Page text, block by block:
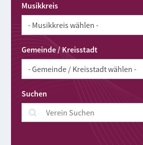
Musikkreis
Gemeinde / Kreisstadt
Suchen
Suchen